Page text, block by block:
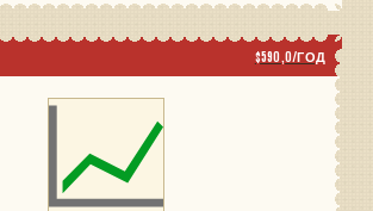
$590,0/ГОД